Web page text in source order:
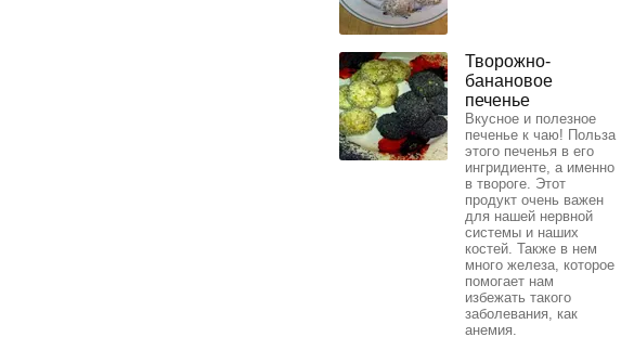
Творожно-
банановое
печенье
Вкусное и полезное
печенье к чаю! Польза
этого печенья в его
ингридиенте, а именно
в твороге. Этот
продукт очень важен
для нашей нервной
системы и наших
костей. Также в нем
много железа, которое
помогает нам
избежать такого
заболевания, как
анемия.